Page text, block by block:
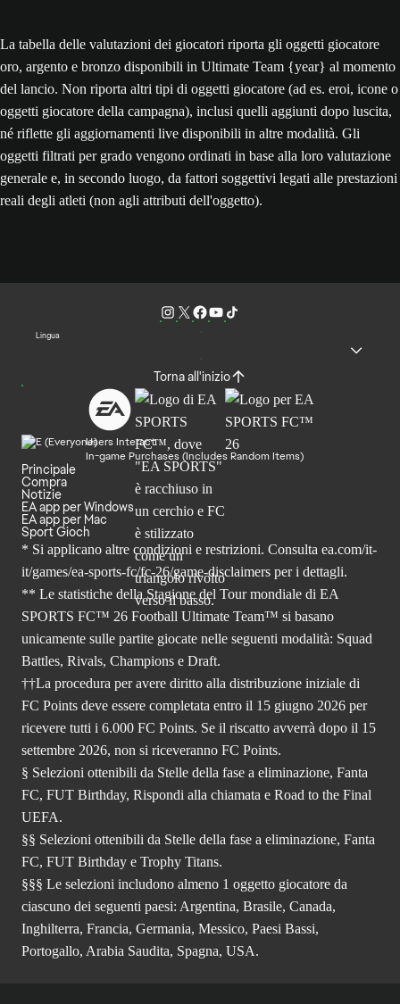
La tabella delle valutazioni dei giocatori riporta gli oggetti giocatore
oro, argento e bronzo disponibili in Ultimate Team {year} al momento
del lancio. Non riporta altri tipi di oggetti giocatore (ad es. eroi, icone o
oggetti giocatore della campagna), inclusi quelli aggiunti dopo luscita,
né riflette gli aggiornamenti live disponibili in altre modalità. Gli
oggetti filtrati per grado vengono ordinati in base alla loro valutazione
generale e, in secondo luogo, da fattori soggettivi legati alle prestazioni
reali degli atleti (non agli attributi dell'oggetto).
Lingua
Torna all'inizio
Users Interact
In-game Purchases (Includes Random Items)
Principale
Compra
Notizie
EA app per Windows
EA app per Mac
Sport Gioch
* Si applicano altre condizioni e restrizioni. Consulta ea.com/it-
it/games/ea-sports-fc/fc-26/game-disclaimers per i dettagli.
** Le statistiche della Stagione del Tour mondiale di EA
SPORTS FC™ 26 Football Ultimate Team™ si basano
unicamente sulle partite giocate nelle seguenti modalità: Squad
Battles, Rivals, Champions e Draft.
††La procedura per avere diritto alla distribuzione iniziale di
FC Points deve essere completata entro il 15 giugno 2026 per
ricevere tutti i 6.000 FC Points. Se il riscatto avverrà dopo il 15
settembre 2026, non si riceveranno FC Points.
§ Selezioni ottenibili da Stelle della fase a eliminazione, Fanta
FC, FUT Birthday, Rispondi alla chiamata e Road to the Final
UEFA.
§§ Selezioni ottenibili da Stelle della fase a eliminazione, Fanta
FC, FUT Birthday e Trophy Titans.
§§§ Le selezioni includono almeno 1 oggetto giocatore da
ciascuno dei seguenti paesi: Argentina, Brasile, Canada,
Inghilterra, Francia, Germania, Messico, Paesi Bassi,
Portogallo, Arabia Saudita, Spagna, USA.